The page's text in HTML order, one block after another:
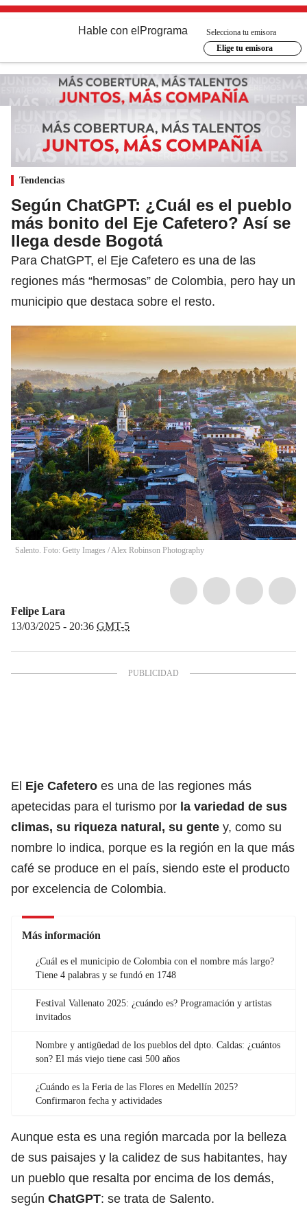
Hable con el Programa
Selecciona tu emisora
Elige tu emisora
Tendencias
Según ChatGPT: ¿Cuál es el pueblo
más bonito del Eje Cafetero? Así se
llega desde Bogotá
Para ChatGPT, el Eje Cafetero es una de las
regiones más “hermosas” de Colombia, pero hay un
municipio que destaca sobre el resto.
Salento. Foto: Getty Images /Alex Robinson Photography
Felipe Lara
13/03/2025 - 20:36 GMT-5
El Eje Cafetero es una de las regiones más
apetecidas para el turismo por la variedad de sus
climas, su riqueza natural, su gente y, como su
nombre lo indica, porque es la región en la que más
café se produce en el país, siendo este el producto
por excelencia de Colombia.
Más información
¿Cuál es el municipio de Colombia con el nombre más largo?
Tiene 4 palabras y se fundó en 1748
Festival Vallenato 2025: ¿cuándo es? Programación y artistas
invitados
Nombre y antigüedad de los pueblos del dpto. Caldas: ¿cuántos
son? El más viejo tiene casi 500 años
¿Cuándo es la Feria de las Flores en Medellín 2025?
Confirmaron fecha y actividades
Aunque esta es una región marcada por la belleza
de sus paisajes y la calidez de sus habitantes, hay
un pueblo que resalta por encima de los demás,
según ChatGPT: se trata de Salento.